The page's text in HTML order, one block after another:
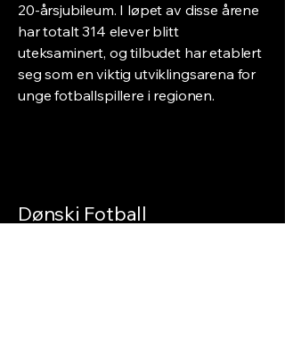
20-årsjubileum. I løpet av disse årene
har totalt 314 elever blitt
uteksaminert, og tilbudet har etablert
seg som en viktig utviklingsarena for
unge fotballspillere i regionen.
Dønski Fotball